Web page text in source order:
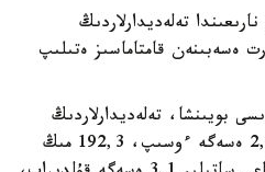
تەلەديدارلاردىڭ
ەسەبىنەن قامتاماسىز ەتىلىپ
بويىنشا، تەلەديدارلاردىڭ
ەكسپورتى مەن رەەكسپورتى 2,7 ەسەگە ءوسىپ، 192,3 مىڭ